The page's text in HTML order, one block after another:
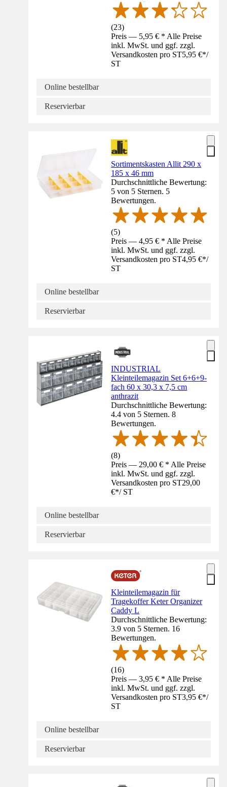
(23)
Preis — 5,95 € * Alle Preise
inkl. MwSt. und ggf. zzgl.
Versandkosten pro ST5,95 €*/
ST
Online bestellbar
Reservierbar
Sortimentskasten Allit 290 x
185 x 46 mm
Durchschnittliche Bewertung:
5 von 5 Sternen. 5
Bewertungen.
(5)
Preis — 4,95 € * Alle Preise
inkl. MwSt. und ggf. zzgl.
Versandkosten pro ST4,95 €*/
ST
Online bestellbar
Reservierbar
INDUSTRIAL
Kleinteilemagazin Set 6+6+9-
fach 60 x 30,3 x 7,5 cm
anthrazit
Durchschnittliche Bewertung:
4.4 von 5 Sternen. 8
Bewertungen.
(8)
Preis — 29,00 € * Alle Preise
inkl. MwSt. und ggf. zzgl.
Versandkosten pro ST29,00
€*/ ST
Online bestellbar
Reservierbar
Kleinteilemagazin für
Tragekoffer Keter Organizer
Caddy L
Durchschnittliche Bewertung:
3.9 von 5 Sternen. 16
Bewertungen.
(16)
Preis — 3,95 € * Alle Preise
inkl. MwSt. und ggf. zzgl.
Versandkosten pro ST3,95 €*/
ST
Online bestellbar
Reservierbar